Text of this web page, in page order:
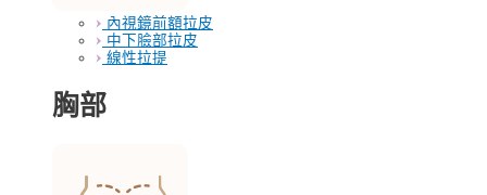
內視鏡前額拉皮
中下臉部拉皮
線性拉提
胸部